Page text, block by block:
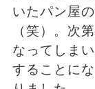
いたパン屋
（笑）。次
なってしま
することに